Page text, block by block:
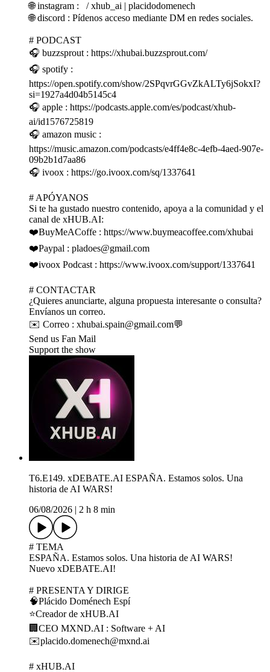
🌐 instagram : / xhub_ai | placidodomenech
🌐 discord : Pídenos acceso mediante DM en redes sociales.
# PODCAST
🎧 buzzsprout : https://xhubai.buzzsprout.com/
🎧 spotify :
https://open.spotify.com/show/2SPqvrGGvZkALTy6jSokxI?
si=1927a4d04b5145c4
🎧 apple : https://podcasts.apple.com/es/podcast/xhub-
ai/id1576725819
🎧 amazon music :
https://music.amazon.com/podcasts/e4ff4e8c-4efb-4aed-907e-
09b2b1d7aa86
🎧 ivoox : https://go.ivoox.com/sq/1337641
# APÓYANOS
Si te ha gustado nuestro contenido, apoya a la comunidad y el
canal de xHUB.AI:
❤️BuyMeACoffe : https://www.buymeacoffee.com/xhubai
❤️Paypal : pladoes@gmail.com
❤️ivoox Podcast : https://www.ivoox.com/support/1337641
# CONTACTAR
¿Quieres anunciarte, alguna propuesta interesante o consulta?
Envíanos un correo.
✉️ Correo : xhubai.spain@gmail.com💬
Send us Fan Mail
Support the show
T6.E149. xDEBATE.AI ESPAÑA. Estamos solos. Una
historia de AI WARS!
06/08/2026
2 h 8 min
# TEMA
ESPAÑA. Estamos solos. Una historia de AI WARS!
Nuevo xDEBATE.AI!
# PRESENTA Y DIRIGE
🧠Plácido Doménech Espí
⭐Creador de xHUB.AI
🏢CEO MXND.AI : Software + AI
✉️placido.domenech@mxnd.ai
# xHUB.AI